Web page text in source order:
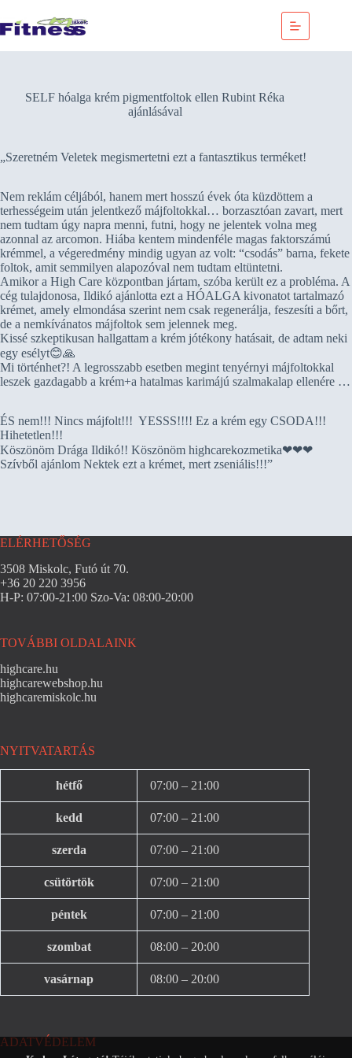
to
content
SELF hóalga krém pigmentfoltok ellen Rubint Réka
ajánlásával
„Szeretném Veletek megismertetni ezt a fantasztikus terméket!
Nem reklám céljából, hanem mert hosszú évek óta küzdöttem a
terhességeim után jelentkező májfoltokkal… borzasztóan zavart, mert
nem tudtam úgy napra menni, futni, hogy ne jelentek volna meg
azonnal az arcomon. Hiába kentem mindenféle magas faktorszámú
krémmel, a végeredmény mindig ugyan az volt: “csodás” barna, fekete
foltok, amit semmilyen alapozóval nem tudtam eltüntetni.
Amikor a High Care központban jártam, szóba került ez a probléma. A
cég tulajdonosa, Ildikó ajánlotta ezt a HÓALGA kivonatot tartalmazó
krémet, amely elmondása szerint nem csak regenerálja, feszesíti a bőrt,
de a nemkívánatos májfoltok sem jelennek meg.
Kissé szkeptikusan hallgattam a krém jótékony hatásait, de adtam neki
egy esélyt😊🙏
Mi történhet?! A legrosszabb esetben megint tenyérnyi májfoltokkal
leszek gazdagabb a krém+a hatalmas karimájú szalmakalap ellenére …
ÉS nem!!! Nincs májfolt!!! YESSS!!!! Ez a krém egy CSODA!!!
Hihetetlen!!!
Köszönöm Drága Ildikó!! Köszönöm highcarekozmetika❤❤❤
Szívből ajánlom Nektek ezt a krémet, mert zseniális!!!”
ELÉRHETŐSÉG
3508 Miskolc, Futó út 70.
+36 20 220 3956
H-P: 07:00-21:00 Szo-Va: 08:00-20:00
TOVÁBBI OLDALAINK
highcare.hu
highcarewebshop.hu
highcaremiskolc.hu
NYITVATARTÁS
hétfő 07:00 – 21:00
kedd 07:00 – 21:00
szerda 07:00 – 21:00
csütörtök 07:00 – 21:00
péntek 07:00 – 21:00
szombat 08:00 – 20:00
vasárnap 08:00 – 20:00
ADATVÉDELEM